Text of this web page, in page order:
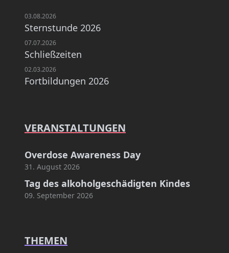
03.08.2026
Sternstunde 2026
07.07.2026
Schließzeiten
02.03.2026
Fortbildungen 2026
VERANSTALTUNGEN
Overdose Awareness Day
31. August 2026
Tag des alkoholgeschädigten Kindes
09. September 2026
THEMEN